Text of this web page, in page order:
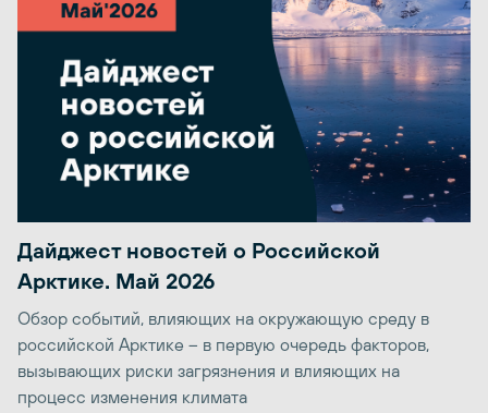
Дайджест новостей о Российской
Арктике. Май 2026
Обзор событий, влияющих на окружающую среду в
российской Арктике – в первую очередь факторов,
вызывающих риски загрязнения и влияющих на
процесс изменения климата